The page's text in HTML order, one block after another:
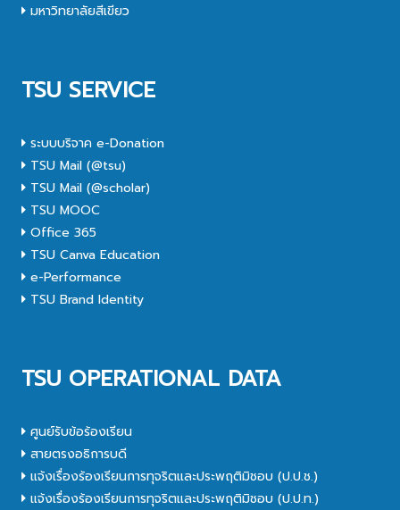
มหาวิทยาลัยสีเขียว
TSU SERVICE
ระบบบริจาค e-Donation
TSU Mail (@tsu)
TSU Mail (@scholar)
TSU MOOC
Office 365
TSU Canva Education
e-Performance
TSU Brand Identity
TSU OPERATIONAL DATA
ศูนย์รับข้อร้องเรียน
สายตรงอธิการบดี
แจ้งเรื่องร้องเรียนการทุจริตและประพฤติมิชอบ (ป.ป.ช.)
แจ้งเรื่องร้องเรียนการทุจริตและประพฤติมิชอบ (ป.ป.ท.)